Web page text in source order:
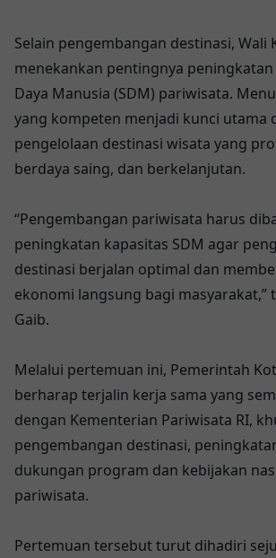
Selain pengembangan destinasi, Wali
menekankan pentingnya
Daya Manusia (SDM) pariwisata.
yang kompeten menjadi kunci utama
pengelolaan destinasi wisata yang
berdaya saing, dan berkelanjutan.
“Pengembangan pariwisata harus
peningkatan kapasitas SDM agar
destinasi berjalan optimal dan
ekonomi langsung bagi masyarakat,”
Gaib.
Melalui pertemuan ini, Pemerintah
berharap terjalin kerja sama yang
dengan Kementerian Pariwisata RI,
pengembangan destinasi,
dukungan program dan kebijakan
pariwisata.
Pertemuan tersebut turut dihadiri